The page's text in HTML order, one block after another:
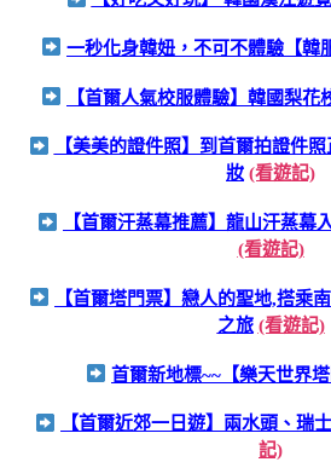
一秒化身韓妞，不可不體驗【韓
【首爾人氣校服體驗】韓國梨花
【美美的證件照】到首爾拍證件
妝 (看遊記)
【首爾汗蒸幕推薦】龍山汗蒸幕
(看遊記)
【首爾塔門票】戀人的聖地,搭乘
之旅 (看遊記)
首爾新地標~~【樂天世界塔
【首爾近郊一日遊】兩水頭、瑞
記)